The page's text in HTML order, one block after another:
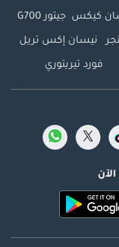
كيكس جيتور G700
نيسان إكس تريل
فورد تيريتوري